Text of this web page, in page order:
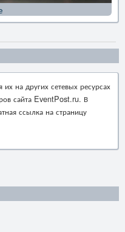
на других сетевых ресурсах
сайта EventPost.ru. В
ссылка на страницу